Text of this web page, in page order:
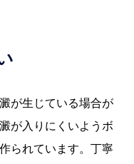
が生じている場合が
が入りにくいようボ
られています。丁寧